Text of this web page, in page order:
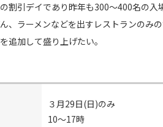
割引デイであり昨年も300～400名の入
、ラーメンなどを出すレストランのみ
追加して盛り上げたい。
３月29日(日)のみ
10～17時